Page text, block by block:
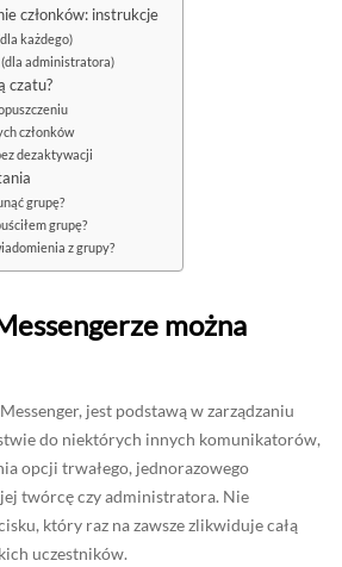
członków: instrukcje
każdego)
administratora)
czatu?
członków
dezaktywacji
grupę?
grupę?
z grupy?
można
jest podstawą w zarządzaniu
do niektórych innych komunikatorów,
opcji trwałego, jednorazowego
jej twórcę czy administratora. Nie
który raz na zawsze zlikwiduje całą
uczestników.